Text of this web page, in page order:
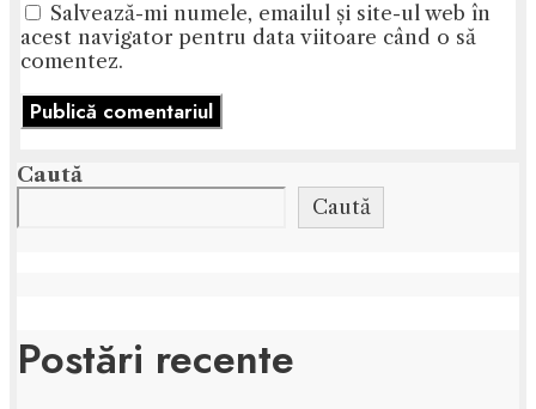
Salvează-mi numele, emailul și site-ul web în
acest navigator pentru data viitoare când o să
comentez.
Caută
Caută
Postări recente